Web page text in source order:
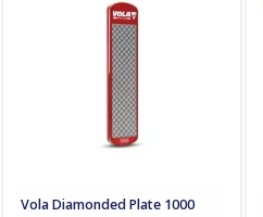
Vola Diamonded Plate 1000